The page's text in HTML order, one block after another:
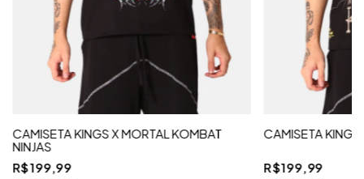
CAMISETA KINGS X MORTAL KOMBAT
NINJAS
R$199,99
CAMISETA
R$199,99